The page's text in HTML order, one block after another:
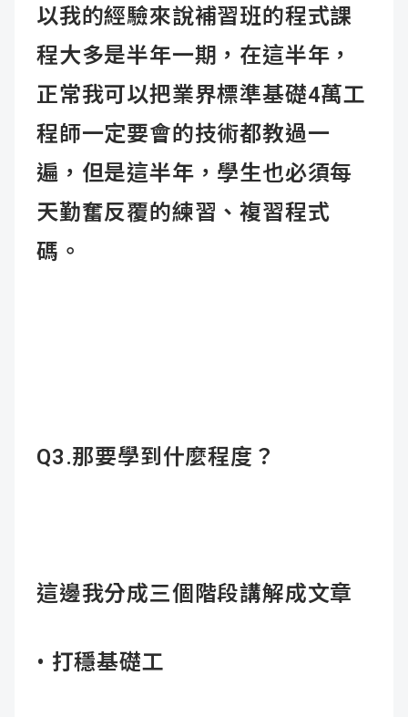
以我的經驗來說補習班的程式課
程大多是半年一期，在這半年，
正常我可以把業界標準基礎4萬工
程師一定要會的技術都教過一
遍，但是這半年，學生也必須每
天勤奮反覆的練習、複習程式
碼。
Q3.那要學到什麼程度？
這邊我分成三個階段講解成文章
• 打穩基礎工